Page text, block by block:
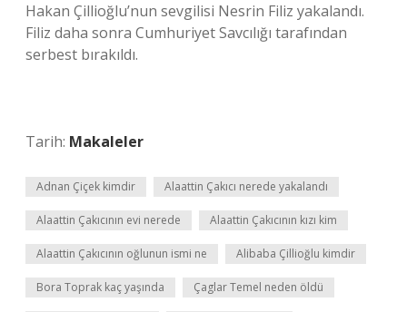
Hakan Çillioğlu’nun sevgilisi Nesrin Filiz yakalandı.
Filiz daha sonra Cumhuriyet Savcılığı tarafından
serbest bırakıldı.
Tarih: Makaleler
Adnan Çiçek kimdir Alaattin Çakıcı nerede yakalandı
Alaattin Çakıcının evi nerede Alaattin Çakıcının kızı kim
Alaattin Çakıcının oğlunun ismi ne Alibaba Çillioğlu kimdir
Bora Toprak kaç yaşında Çaglar Temel neden öldü